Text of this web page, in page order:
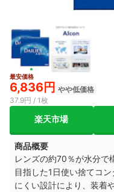
最安価格
6,836円 やや低価格
37.9円 / 1枚
楽天市場
商品概要
レンズの約70％が水分で
目指した1日使い捨てコ
にくい設計により、装着